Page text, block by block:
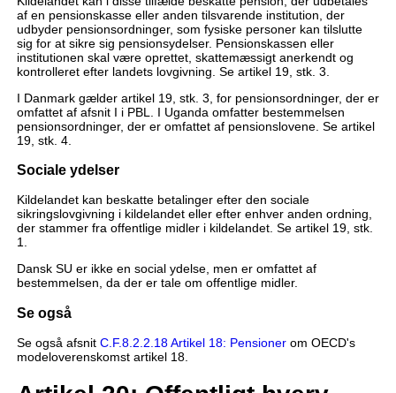
af en pensionskasse eller anden tilsvarende institution, der
udbyder pensionsordninger, som fysiske personer kan tilslutte
sig for at sikre sig pensionsydelser. Pensionskassen eller
institutionen skal være oprettet, skattemæssigt anerkendt og
kontrolleret efter landets lovgivning. Se artikel 19, stk. 3.
I Danmark gælder artikel 19, stk. 3, for pensionsordninger, der er
omfattet af afsnit I i PBL. I Uganda omfatter bestemmelsen
pensionsordninger, der er omfattet af pensionslovene. Se artikel
19, stk. 4.
Sociale ydelser
Kildelandet kan beskatte betalinger efter den sociale
sikringslovgivning i kildelandet eller efter enhver anden ordning,
der stammer fra offentlige midler i kildelandet. Se artikel 19, stk.
1.
Dansk SU er ikke en social ydelse, men er omfattet af
bestemmelsen, da der er tale om offentlige midler.
Se også
Se også afsnit C.F.8.2.2.18 Artikel 18: Pensionerom OECD's
modeloverenskomst artikel 18.